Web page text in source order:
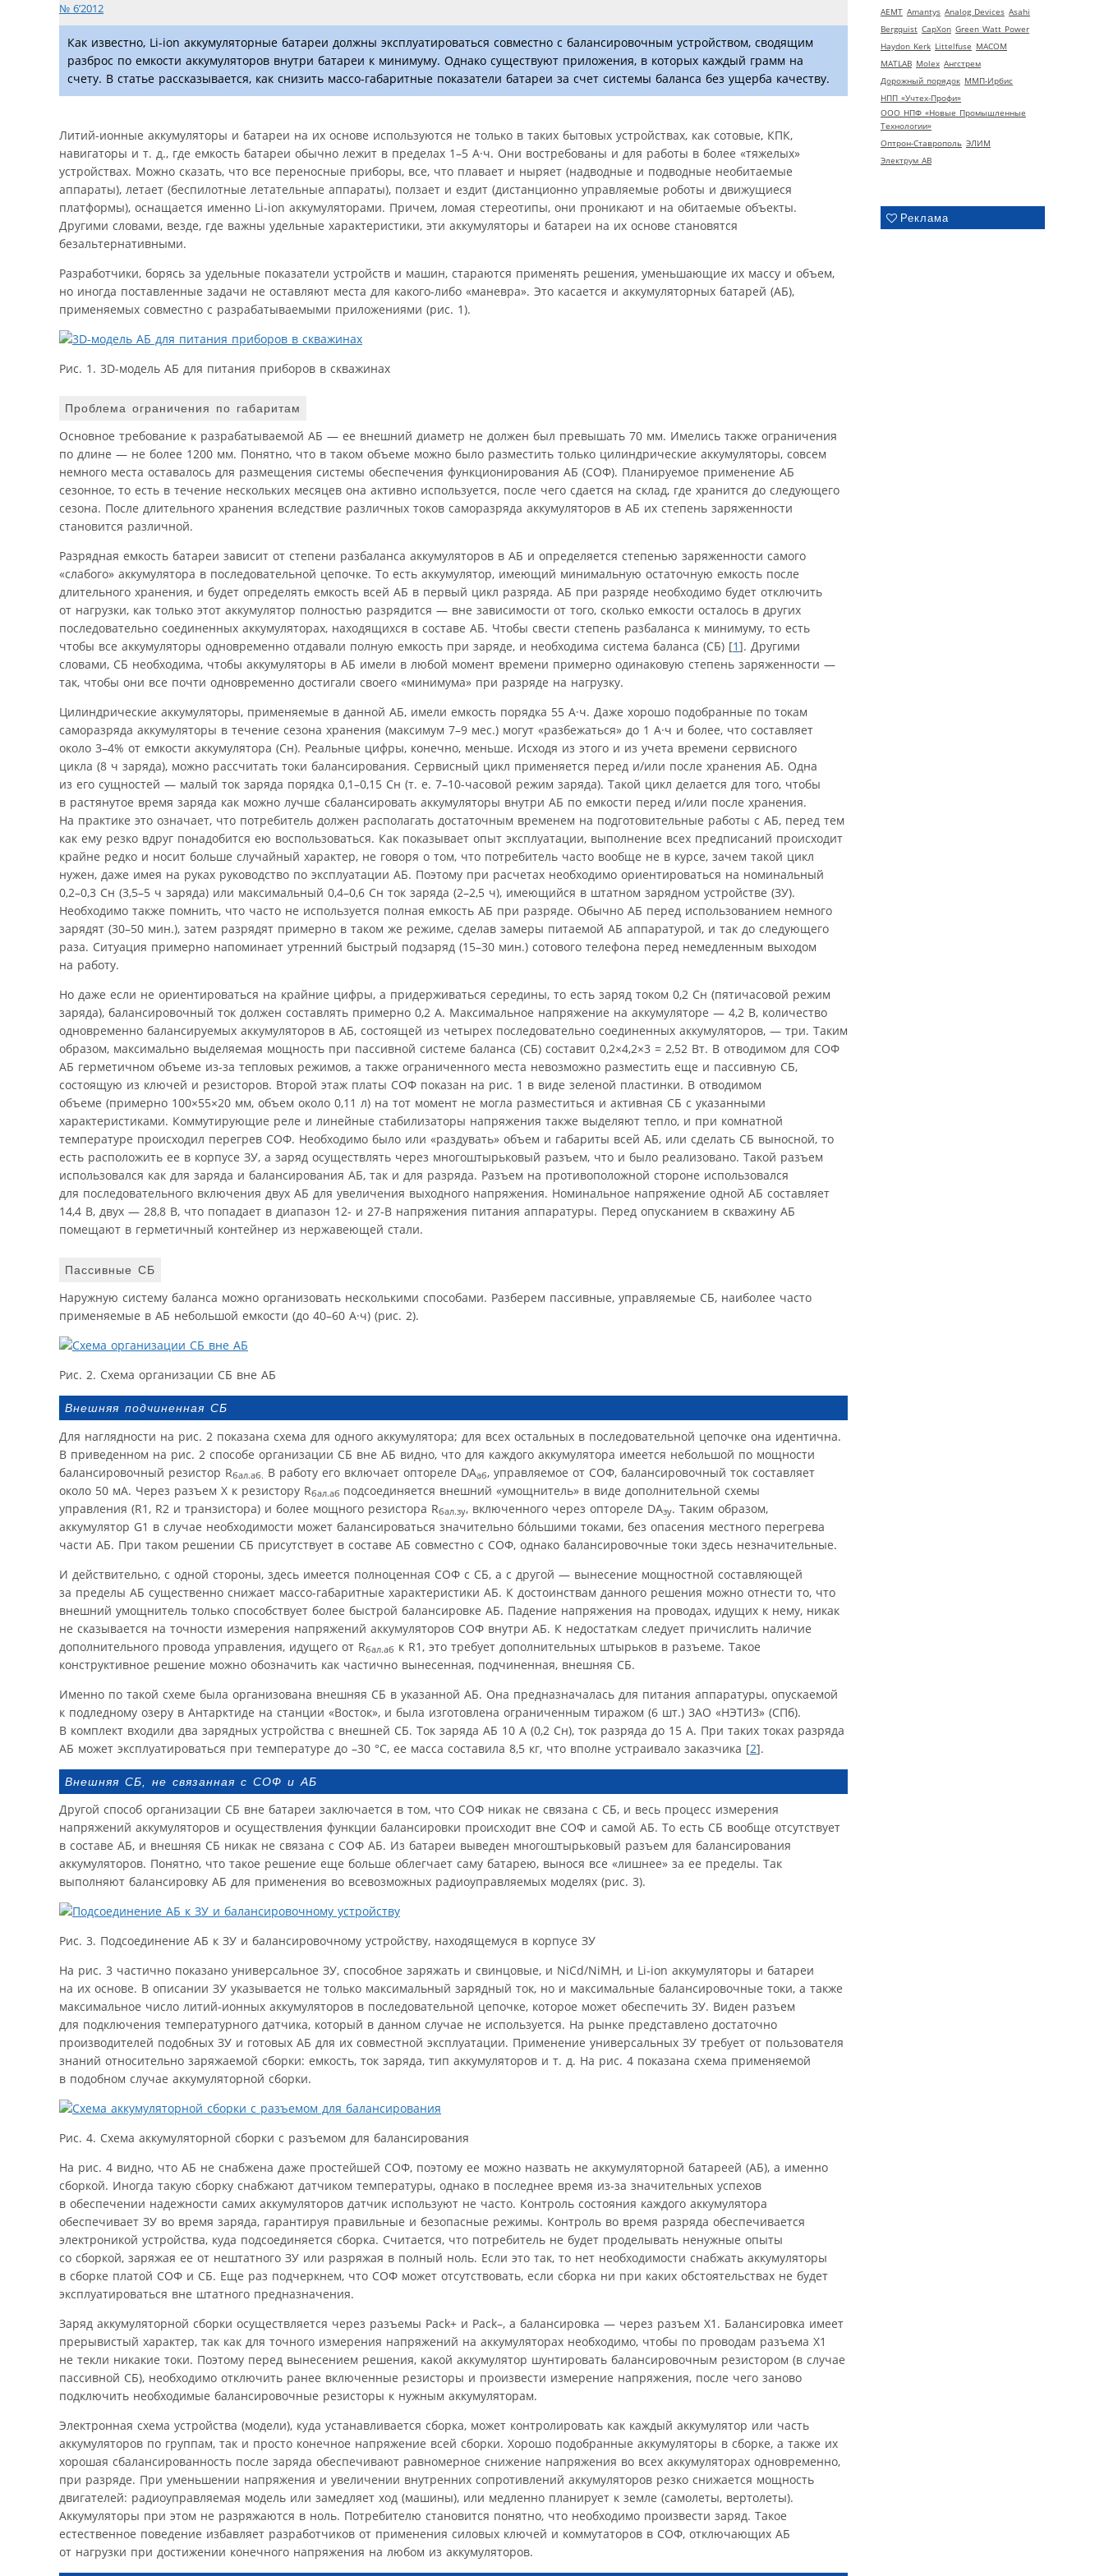
AEMT Amantys Analog Devices Asahi
Bergquist CapXon Green Watt Power
Haydon Kerk Littelfuse MACOM
MATLAB Molex Ангстрем
Дорожный порядок ММП-Ирбис
НПП «Учтех-Профи»
ООО НПФ «Новые Промышленные
Технологии»
Оптрон-Ставрополь ЭЛИМ
Электрум АВ
Реклама
№ 6’2012
Как известно, Li-ion аккумуляторные батареи должны эксплуатироваться совместно с балансировочным устройством, сводящим
разброс по емкости аккумуляторов внутри батареи к минимуму. Однако существуют приложения, в которых каждый грамм на
счету. В статье рассказывается, как снизить массо-габаритные показатели батареи за счет системы баланса без ущерба качеству.
Литий-ионные аккумуляторы и батареи на их основе используются не только в таких бытовых устройствах, как сотовые, КПК,
навигаторы и т. д., где емкость батареи обычно лежит в пределах 1–5 А·ч. Они востребованы и для работы в более «тяжелых»
устройствах. Можно сказать, что все переносные приборы, все, что плавает и ныряет (надводные и подводные необитаемые
аппараты), летает (беспилотные летательные аппараты), ползает и ездит (дистанционно управляемые роботы и движущиеся
платформы), оснащается именно Li-ion аккумуляторами. Причем, ломая стереотипы, они проникают и на обитаемые объекты.
Другими словами, везде, где важны удельные характеристики, эти аккумуляторы и батареи на их основе становятся
безальтернативными.
Разработчики, борясь за удельные показатели устройств и машин, стараются применять решения, уменьшающие их массу и объем,
но иногда поставленные задачи не оставляют места для какого-либо «маневра». Это касается и аккумуляторных батарей (АБ),
применяемых совместно с разрабатываемыми приложениями (рис. 1).
Рис. 1. 3D-модель АБ для питания приборов в скважинах
Проблема ограничения по габаритам
Основное требование к разрабатываемой АБ — ее внешний диаметр не должен был превышать 70 мм. Имелись также ограничения
по длине — не более 1200 мм. Понятно, что в таком объеме можно было разместить только цилиндрические аккумуляторы, совсем
немного места оставалось для размещения системы обеспечения функционирования АБ (СОФ). Планируемое применение АБ
сезонное, то есть в течение нескольких месяцев она активно используется, после чего сдается на склад, где хранится до следующего
сезона. После длительного хранения вследствие различных токов саморазряда аккумуляторов в АБ их степень заряженности
становится различной.
Разрядная емкость батареи зависит от степени разбаланса аккумуляторов в АБ и определяется степенью заряженности самого
«слабого» аккумулятора в последовательной цепочке. То есть аккумулятор, имеющий минимальную остаточную емкость после
длительного хранения, и будет определять емкость всей АБ в первый цикл разряда. АБ при разряде необходимо будет отключить
от нагрузки, как только этот аккумулятор полностью разрядится — вне зависимости от того, сколько емкости осталось в других
последовательно соединенных аккумуляторах, находящихся в составе АБ. Чтобы свести степень разбаланса к минимуму, то есть
чтобы все аккумуляторы одновременно отдавали полную емкость при заряде, и необходима система баланса (СБ) [1]. Другими
словами, СБ необходима, чтобы аккумуляторы в АБ имели в любой момент времени примерно одинаковую степень заряженности —
так, чтобы они все почти одновременно достигали своего «минимума» при разряде на нагрузку.
Цилиндрические аккумуляторы, применяемые в данной АБ, имели емкость порядка 55 А·ч. Даже хорошо подобранные по токам
саморазряда аккумуляторы в течение сезона хранения (максимум 7–9 мес.) могут «разбежаться» до 1 А·ч и более, что составляет
около 3–4% от емкости аккумулятора (Сн). Реальные цифры, конечно, меньше. Исходя из этого и из учета времени сервисного
цикла (8 ч заряда), можно рассчитать токи балансирования. Сервисный цикл применяется перед и/или после хранения АБ. Одна
из его сущностей — малый ток заряда порядка 0,1–0,15 Сн (т. е. 7–10-часовой режим заряда). Такой цикл делается для того, чтобы
в растянутое время заряда как можно лучше сбалансировать аккумуляторы внутри АБ по емкости перед и/или после хранения.
На практике это означает, что потребитель должен располагать достаточным временем на подготовительные работы с АБ, перед тем
как ему резко вдруг понадобится ею воспользоваться. Как показывает опыт эксплуатации, выполнение всех предписаний происходит
крайне редко и носит больше случайный характер, не говоря о том, что потребитель часто вообще не в курсе, зачем такой цикл
нужен, даже имея на руках руководство по эксплуатации АБ. Поэтому при расчетах необходимо ориентироваться на номинальный
0,2–0,3 Сн (3,5–5 ч заряда) или максимальный 0,4–0,6 Сн ток заряда (2–2,5 ч), имеющийся в штатном зарядном устройстве (ЗУ).
Необходимо также помнить, что часто не используется полная емкость АБ при разряде. Обычно АБ перед использованием немного
зарядят (30–50 мин.), затем разрядят примерно в таком же режиме, сделав замеры питаемой АБ аппаратурой, и так до следующего
раза. Ситуация примерно напоминает утренний быстрый подзаряд (15–30 мин.) сотового телефона перед немедленным выходом
на работу.
Но даже если не ориентироваться на крайние цифры, а придерживаться середины, то есть заряд током 0,2 Сн (пятичасовой режим
заряда), балансировочный ток должен составлять примерно 0,2 А. Максимальное напряжение на аккумуляторе — 4,2 В, количество
одновременно балансируемых аккумуляторов в АБ, состоящей из четырех последовательно соединенных аккумуляторов, — три. Таким
образом, максимально выделяемая мощность при пассивной системе баланса (СБ) составит 0,2×4,2×3 = 2,52 Вт. В отводимом для СОФ
АБ герметичном объеме из-за тепловых режимов, а также ограниченного места невозможно разместить еще и пассивную СБ,
состоящую из ключей и резисторов. Второй этаж платы СОФ показан на рис. 1 в виде зеленой пластинки. В отводимом
объеме (примерно 100×55×20 мм, объем около 0,11 л) на тот момент не могла разместиться и активная СБ с указанными
характеристиками. Коммутирующие реле и линейные стабилизаторы напряжения также выделяют тепло, и при комнатной
температуре происходил перегрев СОФ. Необходимо было или «раздувать» объем и габариты всей АБ, или сделать СБ выносной, то
есть расположить ее в корпусе ЗУ, а заряд осуществлять через многоштырьковый разъем, что и было реализовано. Такой разъем
использовался как для заряда и балансирования АБ, так и для разряда. Разъем на противоположной стороне использовался
для последовательного включения двух АБ для увеличения выходного напряжения. Номинальное напряжение одной АБ составляет
14,4 В, двух — 28,8 В, что попадает в диапазон 12- и 27-В напряжения питания аппаратуры. Перед опусканием в скважину АБ
помещают в герметичный контейнер из нержавеющей стали.
Пассивные СБ
Наружную систему баланса можно организовать несколькими способами. Разберем пассивные, управляемые СБ, наиболее часто
применяемые в АБ небольшой емкости (до 40–60 А·ч) (рис. 2).
Рис. 2. Схема организации СБ вне АБ
Внешняя подчиненная СБ
Для наглядности на рис. 2 показана схема для одного аккумулятора; для всех остальных в последовательной цепочке она идентична.
В приведенном на рис. 2 способе организации СБ вне АБ видно, что для каждого аккумулятора имеется небольшой по мощности
балансировочный резистор Rбал.аб. В работу его включает оптореле DAаб, управляемое от СОФ, балансировочный ток составляет
около 50 мА. Через разъем Х к резистору Rбал.аб подсоединяется внешний «умощнитель» в виде дополнительной схемы
управления (R1, R2 и транзистора) и более мощного резистора Rбал.зу, включенного через оптореле DAзу. Таким образом,
аккумулятор G1 в случае необходимости может балансироваться значительно бóльшими токами, без опасения местного перегрева
части АБ. При таком решении СБ присутствует в составе АБ совместно с СОФ, однако балансировочные токи здесь незначительные.
И действительно, с одной стороны, здесь имеется полноценная СОФ с СБ, а с другой — вынесение мощностной составляющей
за пределы АБ существенно снижает массо-габаритные характеристики АБ. К достоинствам данного решения можно отнести то, что
внешний умощнитель только способствует более быстрой балансировке АБ. Падение напряжения на проводах, идущих к нему, никак
не сказывается на точности измерения напряжений аккумуляторов СОФ внутри АБ. К недостаткам следует причислить наличие
дополнительного провода управления, идущего от Rбал.аб к R1, это требует дополнительных штырьков в разъеме. Такое
конструктивное решение можно обозначить как частично вынесенная, подчиненная, внешняя СБ.
Именно по такой схеме была организована внешняя СБ в указанной АБ. Она предназначалась для питания аппаратуры, опускаемой
к подледному озеру в Антарктиде на станции «Восток», и была изготовлена ограниченным тиражом (6 шт.) ЗАО «НЭТИЗ» (СПб).
В комплект входили два зарядных устройства с внешней СБ. Ток заряда АБ 10 А (0,2 Сн), ток разряда до 15 А. При таких токах разряда
АБ может эксплуатироваться при температуре до –30 °С, ее масса составила 8,5 кг, что вполне устраивало заказчика [2].
Внешняя СБ, не связанная с СОФ и АБ
Другой способ организации СБ вне батареи заключается в том, что СОФ никак не связана с СБ, и весь процесс измерения
напряжений аккумуляторов и осуществления функции балансировки происходит вне СОФ и самой АБ. То есть СБ вообще отсутствует
в составе АБ, и внешняя СБ никак не связана с СОФ АБ. Из батареи выведен многоштырьковый разъем для балансирования
аккумуляторов. Понятно, что такое решение еще больше облегчает саму батарею, вынося все «лишнее» за ee пределы. Так
выполняют балансировку АБ для применения во всевозможных радиоуправляемых моделях (рис. 3).
Рис. 3. Подсоединение АБ к ЗУ и балансировочному устройству, находящемуся в корпусе ЗУ
На рис. 3 частично показано универсальное ЗУ, способное заряжать и свинцовые, и NiCd/NiMH, и Li-ion аккумуляторы и батареи
на их основе. В описании ЗУ указывается не только максимальный зарядный ток, но и максимальные балансировочные токи, а также
максимальное число литий-ионных аккумуляторов в последовательной цепочке, которое может обеспечить ЗУ. Виден разъем
для подключения температурного датчика, который в данном случае не используется. На рынке представлено достаточно
производителей подобных ЗУ и готовых АБ для их совместной эксплуатации. Применение универсальных ЗУ требует от пользователя
знаний относительно заряжаемой сборки: емкость, ток заряда, тип аккумуляторов и т. д. На рис. 4 показана схема применяемой
в подобном случае аккумуляторной сборки.
Рис. 4. Схема аккумуляторной сборки с разъемом для балансирования
На рис. 4 видно, что АБ не снабжена даже простейшей СОФ, поэтому ее можно назвать не аккумуляторной батареей (АБ), а именно
сборкой. Иногда такую сборку снабжают датчиком температуры, однако в последнее время из-за значительных успехов
в обеспечении надежности самих аккумуляторов датчик используют не часто. Контроль состояния каждого аккумулятора
обеспечивает ЗУ во время заряда, гарантируя правильные и безопасные режимы. Контроль во время разряда обеспечивается
электроникой устройства, куда подсоединяется сборка. Считается, что потребитель не будет проделывать ненужные опыты
со сборкой, заряжая ее от нештатного ЗУ или разряжая в полный ноль. Если это так, то нет необходимости снабжать аккумуляторы
в сборке платой СОФ и СБ. Еще раз подчеркнем, что СОФ может отсутствовать, если сборка ни при каких обстоятельствах не будет
эксплуатироваться вне штатного предназначения.
Заряд аккумуляторной сборки осуществляется через разъемы Pack+ и Pack–, а балансировка — через разъем Х1. Балансировка имеет
прерывистый характер, так как для точного измерения напряжений на аккумуляторах необходимо, чтобы по проводам разъема Х1
не текли никакие токи. Поэтому перед вынесением решения, какой аккумулятор шунтировать балансировочным резистором (в случае
пассивной СБ), необходимо отключить ранее включенные резисторы и произвести измерение напряжения, после чего заново
подключить необходимые балансировочные резисторы к нужным аккумуляторам.
Электронная схема устройства (модели), куда устанавливается сборка, может контролировать как каждый аккумулятор или часть
аккумуляторов по группам, так и просто конечное напряжение всей сборки. Хорошо подобранные аккумуляторы в сборке, а также их
хорошая сбалансированность после заряда обеспечивают равномерное снижение напряжения во всех аккумуляторах одновременно,
при разряде. При уменьшении напряжения и увеличении внутренних сопротивлений аккумуляторов резко снижается мощность
двигателей: радиоуправляемая модель или замедляет ход (машины), или медленно планирует к земле (самолеты, вертолеты).
Аккумуляторы при этом не разряжаются в ноль. Потребителю становится понятно, что необходимо произвести заряд. Такое
естественное поведение избавляет разработчиков от применения силовых ключей и коммутаторов в СОФ, отключающих АБ
от нагрузки при достижении конечного напряжения на любом из аккумуляторов.